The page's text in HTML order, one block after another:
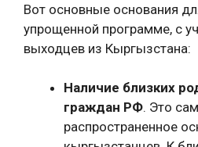
Вот основные основания
упрощенной программе, с
выходцев из Кыргызстана:
Наличие близких
граждан РФ. Это
распространенное